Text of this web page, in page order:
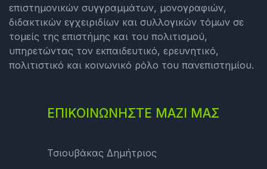
επιστημονικών συγγραμμάτων, μονογραφιών,
διδακτικών εγχειριδίων και συλλογικών τόμων σε
τομείς της επιστήμης και του πολιτισμού,
υπηρετώντας τον εκπαιδευτικό, ερευνητικό,
πολιτιστικό και κοινωνικό ρόλο του πανεπιστημίου.
ΕΠΙΚΟΙΝΩΝΗΣΤΕ ΜΑΖΙ ΜΑΣ
Τσιουβάκας Δημήτριος